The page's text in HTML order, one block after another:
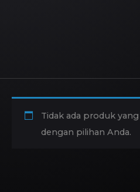
Tidak ada produk
dengan pilihan Anda.